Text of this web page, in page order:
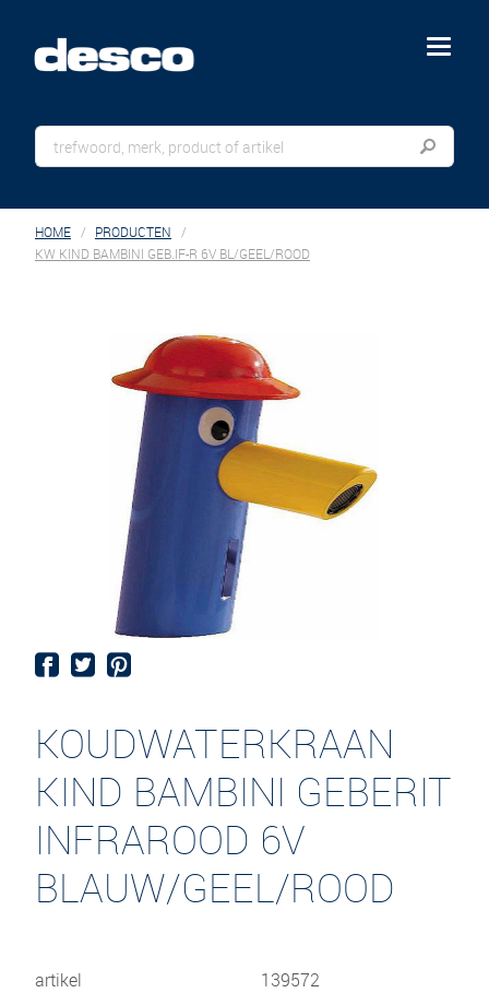
menu
HOME
PRODUCTEN
KW KIND BAMBINI GEB.IF-R 6V BL/GEEL/ROOD
KOUDWATERKRAAN
KIND BAMBINI GEBERIT
INFRAROOD 6V
BLAUW/GEEL/ROOD
artikel
139572